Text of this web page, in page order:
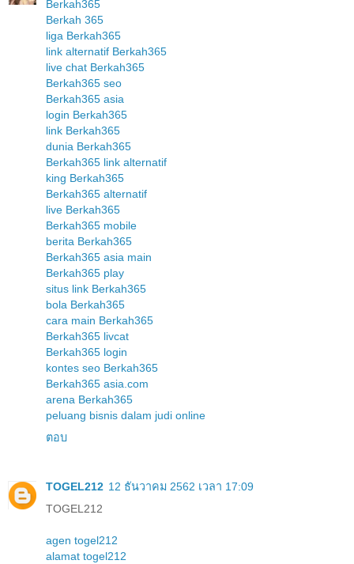
Berkah365
Berkah 365
liga Berkah365
link alternatif Berkah365
live chat Berkah365
Berkah365 seo
Berkah365 asia
login Berkah365
link Berkah365
dunia Berkah365
Berkah365 link alternatif
king Berkah365
Berkah365 alternatif
live Berkah365
Berkah365 mobile
berita Berkah365
Berkah365 asia main
Berkah365 play
situs link Berkah365
bola Berkah365
cara main Berkah365
Berkah365 livcat
Berkah365 login
kontes seo Berkah365
Berkah365 asia.com
arena Berkah365
peluang bisnis dalam judi online
ตอบ
TOGEL212 12 ธันวาคม 2562 เวลา 17:09
TOGEL212
agen togel212
alamat togel212